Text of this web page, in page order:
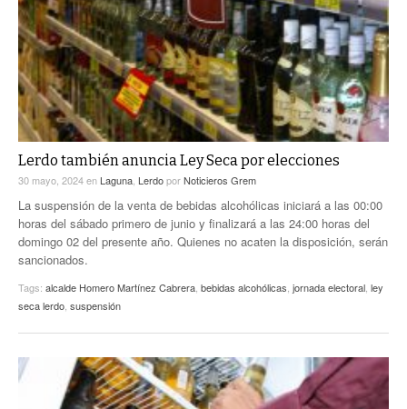
Lerdo también anuncia Ley Seca por elecciones
30 mayo, 2024en Laguna LerdoporNoticieros Grem
La suspensión de la venta de bebidas alcohólicas iniciará a las 00:00
horas del sábado primero de junio y finalizará a las 24:00 horas del
domingo 02 del presente año. Quienes no acaten la disposición, serán
sancionados.
Tags: alcalde Homero Martínez Cabrera bebidas alcohólicas jornada electoral ley
seca lerdo suspensión